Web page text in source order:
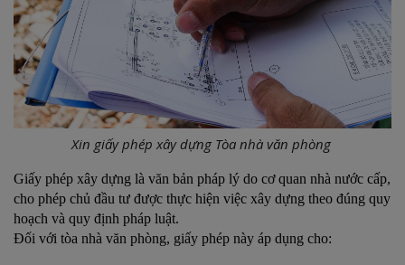
Xin giấy phép xây dựng Tòa nhà văn phòng
Giấy phép xây dựng là văn bản pháp lý do cơ quan nhà nước cấp,
cho phép chủ đầu tư được thực hiện việc xây dựng theo đúng quy
hoạch và quy định pháp luật.
Đối với tòa nhà văn phòng, giấy phép này áp dụng cho: